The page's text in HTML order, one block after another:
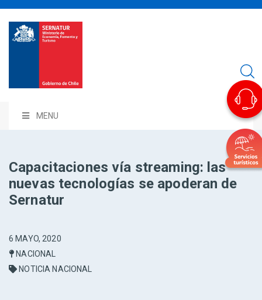
MENU
Capacitaciones vía streaming: las
nuevas tecnologías se apoderan de
Sernatur
6 MAYO, 2020
NACIONAL
NOTICIA NACIONAL